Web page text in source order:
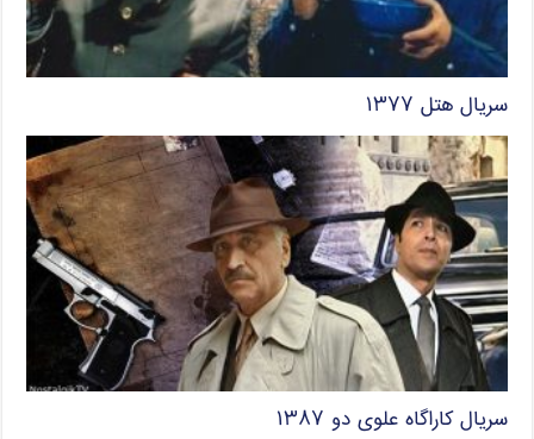
سریال هتل ۱۳۷۷
سریال کاراگاه علوی دو ۱۳۸۷